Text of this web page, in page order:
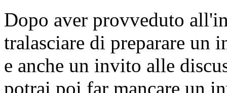
Dopo aver provveduto
tralasciare di preparare
e anche un invito alle
potrai poi far mancare un